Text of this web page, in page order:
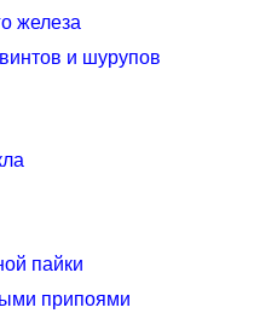
железа
и шурупов
пайки
припоями